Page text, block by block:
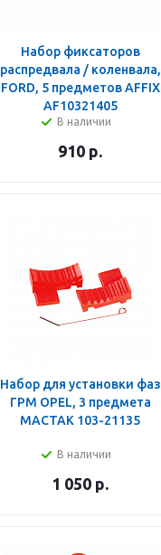
Набор фиксаторов
распредвала / коленвала,
FORD, 5 предметов AFFIX
AF10321405
В наличии
910 р.
Набор для установки фаз
ГРМ OPEL, 3 предмета
МАСТАК 103-21135
В наличии
1 050 р.